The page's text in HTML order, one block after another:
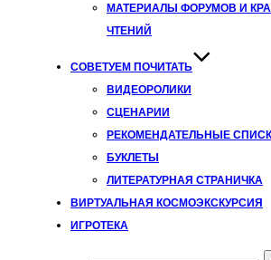
МАТЕРИАЛЫ ФОРУМОВ И
ЧТЕНИЙ
СОВЕТУЕМ ПОЧИТАТЬ
ВИДЕОРОЛИКИ
СЦЕНАРИИ
РЕКОМЕНДАТЕЛЬНЫЕ
БУКЛЕТЫ
ЛИТЕРАТУРНАЯ СТРАНИЧКА
ВИРТУАЛЬНАЯ КОСМОЭКСКУРСИЯ
ИГРОТЕКА